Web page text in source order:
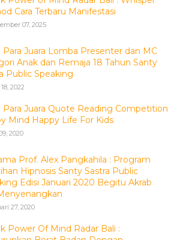
Cara Terbaru Manifestasi
07, 2025
Para Juara Lomba Presenter dan MC
Anak dan Remaja 18 Tahun Santy
Public Speaking
2022
Para Juara Quote Reading Competition
Mind Happy Life For Kids
2020
Prof. Alex Pangkahila : Program
Hipnosis Santy Sastra Public
Edisi Januari 2020 Begitu Akrab
27, 2020
Power Of Mind Radar Bali :